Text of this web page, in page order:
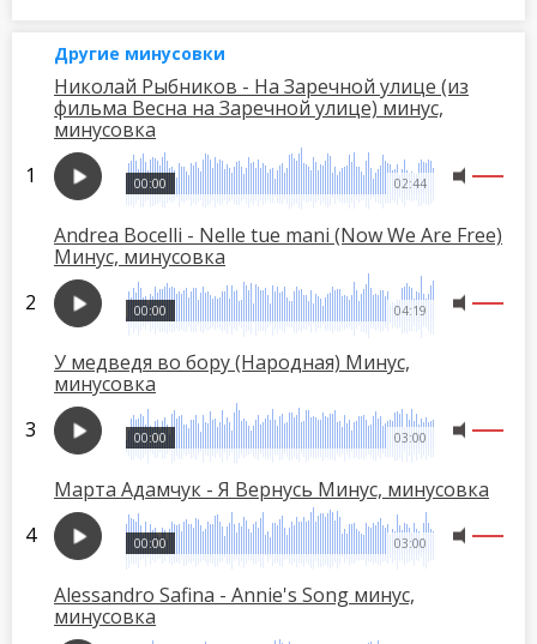
Другие минусовки
Николай Рыбников - На Заречной улице (из
фильма Весна на Заречной улице) минус,
минусовка
02:44
00:00
Andrea Bocelli - Nelle tue mani (Now We Are Free)
Минус, минусовка
04:19
00:00
У медведя во бору (Народная) Минус,
минусовка
03:00
00:00
Марта Адамчук - Я Вернусь Минус, минусовка
03:00
00:00
Alessandro Safina - Annie's Song минус,
минусовка